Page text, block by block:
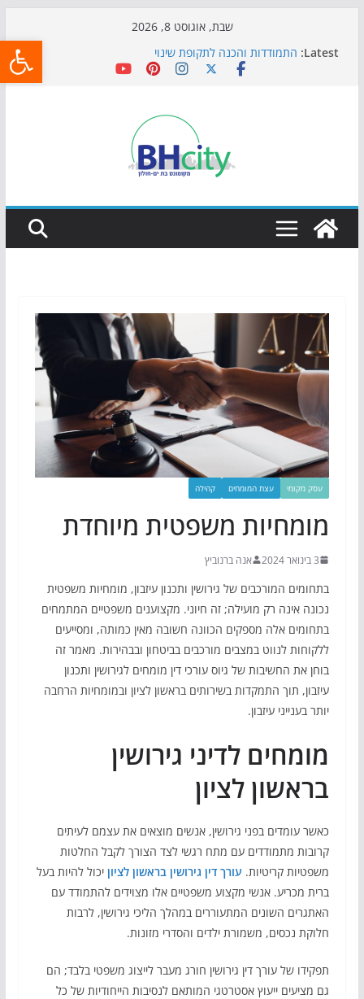
שבת, אוגוסט 8, 2026
Latest: התמודדות והכנה לתקופת שינוי
אי ההרפתקאות ממשיך לכבוש את הגינות: מאות משפחות
כדורגל באווירה מיוחדת: הקרנת גמר המונדיאל בטרמינל
הקיץ של בני הנוער בבת־ים: חוף הריביירה הופך למרחב
בטוח בשעות הערב
עסק מקומי עצת המומחים קהילה
מומחיות משפטית מיוחדת
3 בינואר 2024 אנה ברנוביץ
בתחומים המורכבים של גירושין ותכנון עיזבון, מומחיות משפטית
נכונה אינה רק מועילה; זה חיוני. מקצוענים משפטיים המתמחים
בתחומים אלה מספקים הכוונה חשובה מאין כמותה, ומסייעים
ללקוחות לנווט במצבים מורכבים בביטחון ובבהירות. מאמר זה
בוחן את החשיבות של גיוס עורכי דין מומחים לגירושין ותכנון
עיזבון, תוך התמקדות בשירותים בראשון לציון ובמומחיות הרחבה
יותר בענייני עיזבון.
מומחים לדיני גירושין
בראשון לציון
כאשר עומדים בפני גירושין, אנשים מוצאים את עצמם לעיתים
קרובות מתמודדים עם מתח רגשי לצד הצורך לקבל החלטות
משפטיות קריטיות. עורך דין גירושין בראשון לציוןיכול להיות בעל
ברית מכריע. אנשי מקצוע משפטיים אלו מצוידים להתמודד עם
האתגרים השונים המתעוררים במהלך הליכי גירושין, לרבות
חלוקת נכסים, משמורת ילדים והסדרי מזונות.
תפקידו של עורך דין גירושין חורג מעבר לייצוג משפטי בלבד; הם
גם מציעים ייעוץ אסטרטגי המותאם לנסיבות הייחודיות של כל